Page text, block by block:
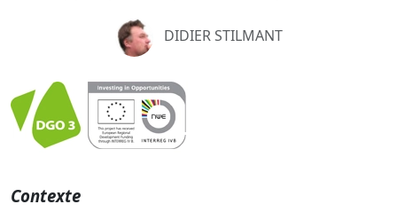
DIDIER STILMANT
Précédent
Contexte